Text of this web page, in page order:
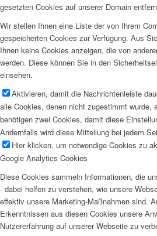
gesetzten Cookies auf unserer Domain
Wir stellen Ihnen eine Liste der von Ihrem
gespeicherten Cookies zur Verfügung. Aus
Ihnen keine Cookies anzeigen, die von
werden. Diese können Sie in den
einsehen.
Aktivieren, damit die Nachrichtenleiste
alle Cookies, denen nicht zugestimmt wurde,
benötigen zwei Cookies, damit diese
Andernfalls wird diese Mitteilung bei jedem
Hier klicken, um notwendige Cookies zu
Google Analytics Cookies
Diese Cookies sammeln Informationen, die
- dabei helfen zu verstehen, wie unsere
effektiv unsere Marketing-Maßnahmen sind.
Erkenntnissen aus diesen Cookies unsere
Nutzererfahrung auf unserer Webseite zu